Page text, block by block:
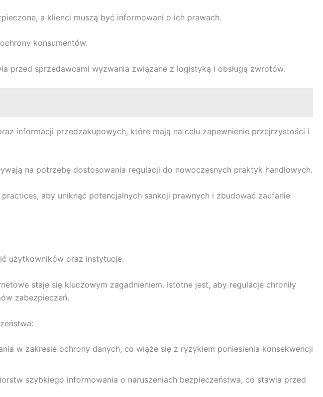
a klienci muszą być informowani o ich prawach.
konsumentów.
przed sprzedawcami wyzwania związane z logistyką i obsługą zwrotów.
informacji przedzakupowych, które mają na celu zapewnienie przejrzystości i
na potrzebę dostosowania regulacji do nowoczesnych praktyk handlowych.
aby uniknąć potencjalnych sankcji prawnych i zbudować zaufanie
użytkowników oraz instytucje.
staje się kluczowym zagadnieniem. Istotne jest, aby regulacje chroniły
zabezpieczeń.
w zakresie ochrony danych, co wiąże się z ryzykiem poniesienia konsekwencji
szybkiego informowania o naruszeniach bezpieczeństwa, co stawia przed